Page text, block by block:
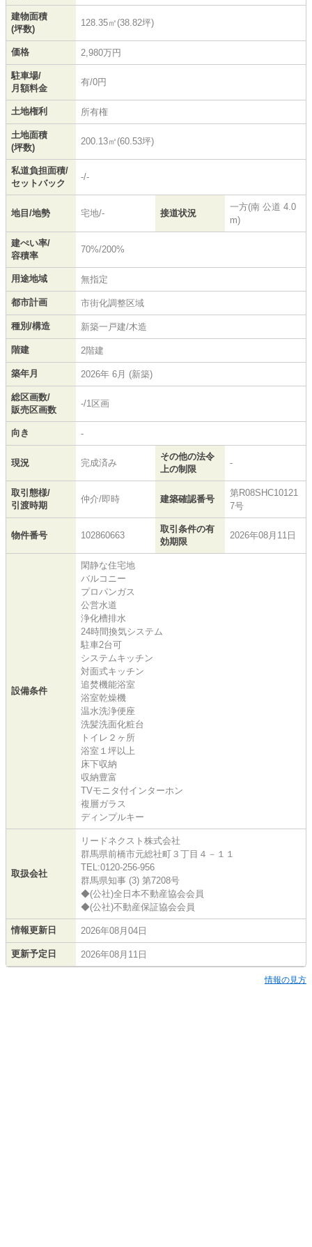
建物面積
(坪数)
128.35㎡(38.82坪)
価格 2,980万円
駐車場/
月額料金
有/0円
土地権利 所有権
土地面積
(坪数)
200.13㎡(60.53坪)
私道負担面積/
セットバック
-/-
地目/地勢 宅地/- 接道状況
一方(南 公道 4.0
m)
建ぺい率/
容積率
70%/200%
用途地域 無指定
都市計画 市街化調整区域
種別/構造 新築一戸建/木造
階建 2階建
築年月 2026年 6月 (新築)
総区画数/
販売区画数
-/1区画
向き -
現況 完成済み
その他の法令
上の制限
-
取引態様/
引渡時期
仲介/即時 建築確認番号
第R08SHC10121
7号
物件番号 102860663
取引条件の有
効期限
2026年08月11日
設備条件
閑静な住宅地
バルコニー
プロパンガス
公営水道
浄化槽排水
24時間換気システム
駐車2台可
システムキッチン
対面式キッチン
追焚機能浴室
浴室乾燥機
温水洗浄便座
洗髪洗面化粧台
トイレ２ヶ所
浴室１坪以上
床下収納
収納豊富
TVモニタ付インターホン
複層ガラス
ディンプルキー
取扱会社
リードネクスト株式会社
群馬県前橋市元総社町３丁目４－１１
TEL:0120-256-956
群馬県知事 (3) 第7208号
◆(公社)全日本不動産協会会員
◆(公社)不動産保証協会会員
情報更新日 2026年08月04日
更新予定日 2026年08月11日
情報の見方